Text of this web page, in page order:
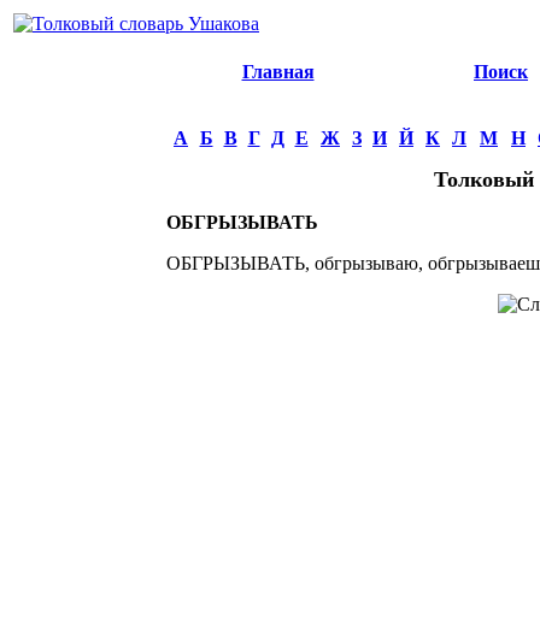
Главная Поиск
А Б В Г Д Е Ж З И Й К Л М Н
Толковый
ОБГРЫЗЫВАТЬ
ОБГРЫЗЫВАТЬ, обгрызываю,